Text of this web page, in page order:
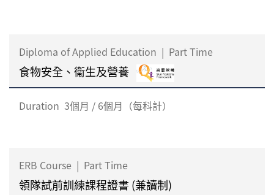
Diploma of Applied Education | Part Time
食物安全、衞生及營養
Duration 3個月 / 6個月（每科計）
ERB Course | Part Time
領隊試前訓練課程證書 (兼讀制)